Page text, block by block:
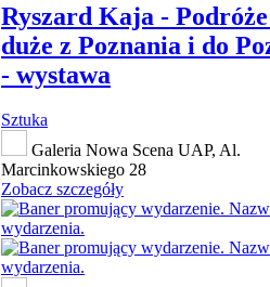
Ryszard Kaja - Podróże
duże z Poznania i do
- wystawa
Sztuka
Galeria Nowa Scena UAP, Al.
Marcinkowskiego 28
Zobacz szczegóły